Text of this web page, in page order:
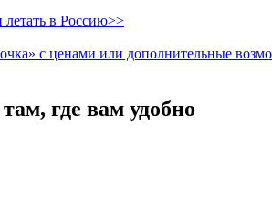
в Россию>>
с ценами или дополнительные
где вам удобно